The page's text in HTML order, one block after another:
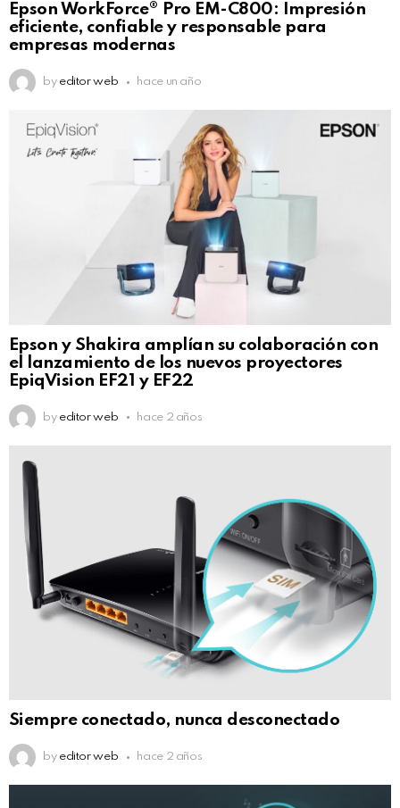
Epson WorkForce® Pro EM-C800: Impresión
eficiente, confiable y responsable para
empresas modernas
by editor web hace un año
Epson y Shakira amplían su colaboración con
el lanzamiento de los nuevos proyectores
EpiqVision EF21 y EF22
by editor web hace 2 años
Siempre conectado, nunca desconectado
by editor web hace 2 años